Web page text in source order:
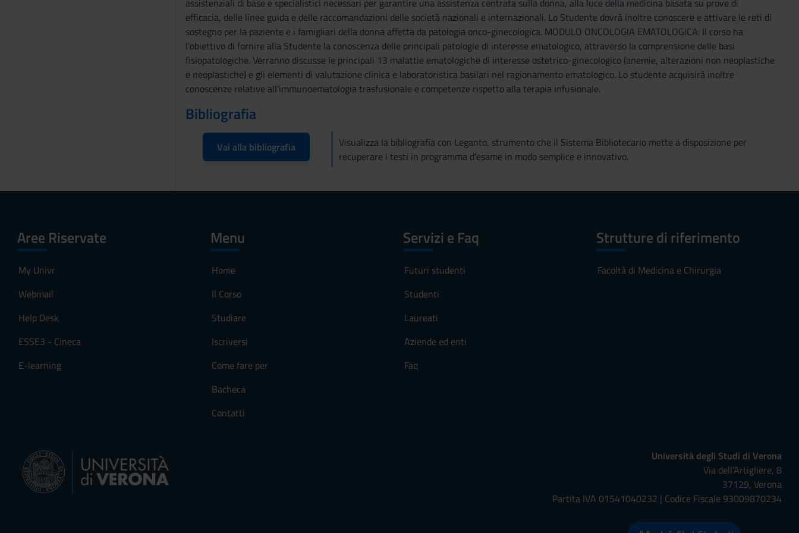
assistenziali di base e specialistici necessari per garantire una assistenza centrata sulla donna, alla luce della medicina basata su prove di
efficacia, delle linee guida e delle raccomandazioni delle società nazionali e internazionali. Lo Studente dovrà inoltre conoscere e attivare le reti di
sostegno per la paziente e i famigliari della donna affetta da patologia onco-ginecologica. MODULO ONCOLOGIA EMATOLOGICA: Il corso ha
l’obiettivo di fornire alla Studente la conoscenza delle principali patologie di interesse ematologico, attraverso la comprensione delle basi
fisiopatologiche. Verranno discusse le principali 13 malattie ematologiche di interesse ostetrico-ginecologico (anemie, alterazioni non neoplastiche
e neoplastiche) e gli elementi di valutazione clinica e laboratoristica basilari nel ragionamento ematologico. Lo studente acquisirà inoltre
conoscenze relative all’immunoematologia trasfusionale e competenze rispetto alla terapia infusionale.
Bibliografia
Vai alla bibliografia
Visualizza la bibliografia con Leganto, strumento che il Sistema Bibliotecario mette a disposizione per
recuperare i testi in programma d'esame in modo semplice e innovativo.
Aree Riservate
My Univr
Webmail
Help Desk
ESSE3 - Cineca
E-learning
Menu
Home
Il Corso
Studiare
Iscriversi
Come fare per
Bacheca
Contatti
Servizi e Faq
Futuri studenti
Studenti
Laureati
Aziende ed enti
Faq
Strutture di riferimento
Facoltà di Medicina e Chirurgia
Università degli Studi di Verona
Via dell'Artigliere, 8
37129, Verona
Partita IVA 01541040232 | Codice Fiscale 93009870234